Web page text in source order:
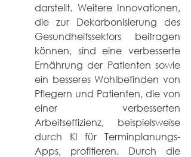
darstellt. Weitere Innovationen,
die zur Dekarbonisierung des
Gesundheitssektors beitragen
können, sind eine verbesserte
Ernährung der Patienten sowie
ein besseres Wohlbefinden von
Pflegern und Patienten, die von
einer verbesserten
Arbeitseffizienz, beispielsweise
durch KI für Terminplanungs-
Apps, profitieren. Durch die